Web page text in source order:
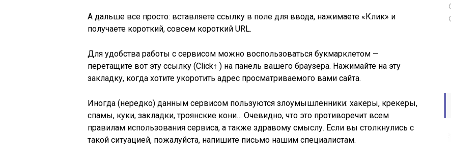
А дальше все просто: вставляете ссылку в поле для ввода, нажимаете «Клик» и
получаете короткий, совсем короткий URL.
Для удобства работы с сервисом можно воспользоваться букмарклетом —
перетащите вот эту ссылку (Click↑ ) на панель вашего браузера. Нажимайте на эту
закладку, когда хотите укоротить адрес просматриваемого вами сайта.
Иногда (нередко) данным сервисом пользуются злоумышленники: хакеры, крекеры,
спамы, куки, закладки, троянские кони… Очевидно, что это противоречит всем
правилам использования сервиса, а также здравому смыслу. Если вы столкнулись с
такой cитуацией, пожалуйста, напишите письмо нашим специалистам.